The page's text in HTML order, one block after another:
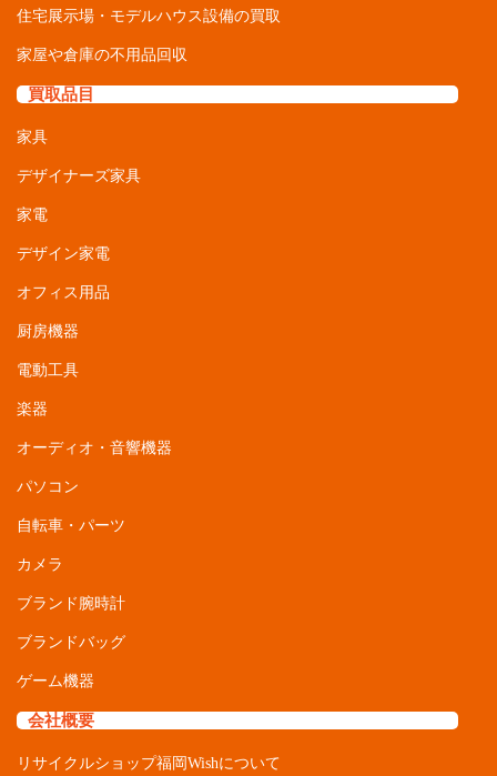
住宅展示場・モデルハウス設備の買取
家屋や倉庫の不用品回収
買取品目
家具
デザイナーズ家具
家電
デザイン家電
オフィス用品
厨房機器
電動工具
楽器
オーディオ・音響機器
パソコン
自転車・パーツ
カメラ
ブランド腕時計
ブランドバッグ
ゲーム機器
会社概要
リサイクルショップ福岡Wishについて